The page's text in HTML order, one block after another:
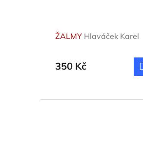
ŽALMY Hlaváček Karel
350 Kč